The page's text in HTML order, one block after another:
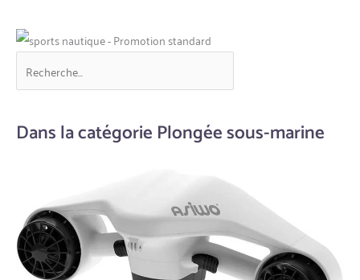
Dans la catégorie Plongée sous-marine